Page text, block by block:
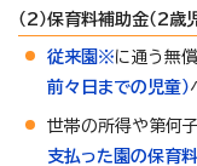
（2）保育料補助金（2歳
従来園※に通う無
前々日までの児童）
世帯の所得や第何子
支払った園の保育料